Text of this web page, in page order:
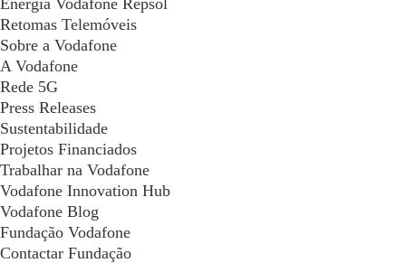
Energia Vodafone Repsol
Retomas Telemóveis
Sobre a Vodafone
A Vodafone
Rede 5G
Press Releases
Sustentabilidade
Projetos Financiados
Trabalhar na Vodafone
Vodafone Innovation Hub
Vodafone Blog
Fundação Vodafone
Contactar Fundação